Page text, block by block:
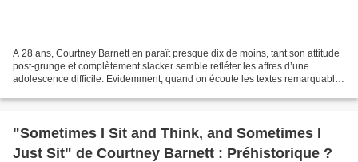
A 28 ans, Courtney Barnett en paraît presque dix de moins, tant son attitude
post-grunge et complètement slacker semble refléter les affres d’une
adolescence difficile. Evidemment, quand on écoute les textes remarquables
"Sometimes I Sit and Think, and Sometimes I
Just Sit" de Courtney Barnett : Préhistorique ?